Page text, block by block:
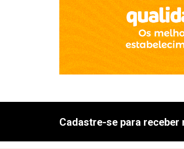
Cadastre-se para